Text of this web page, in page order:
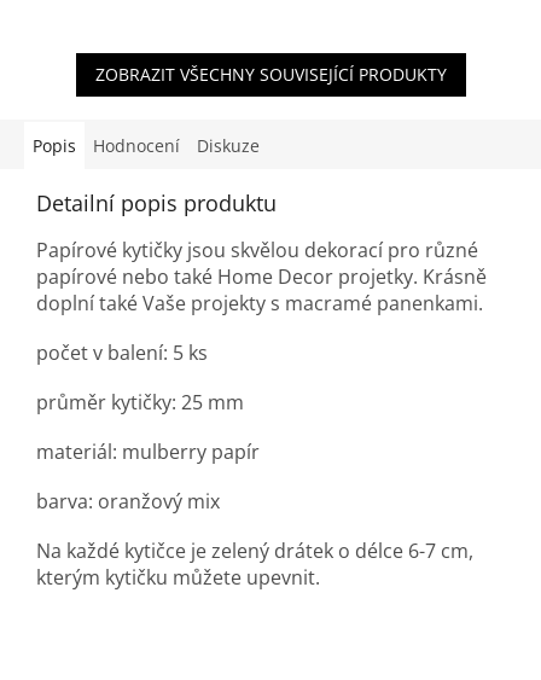
ZOBRAZIT VŠECHNY SOUVISEJÍCÍ PRODUKTY
Popis Hodnocení Diskuze
Detailní popis produktu
Papírové kytičky jsou skvělou dekorací pro různé
papírové nebo také Home Decor projetky. Krásně
doplní také Vaše projekty s macramé panenkami.
počet v balení: 5 ks
průměr kytičky: 25 mm
materiál: mulberry papír
barva: oranžový mix
Na každé kytičce je zelený drátek o délce 6-7 cm,
kterým kytičku můžete upevnit.